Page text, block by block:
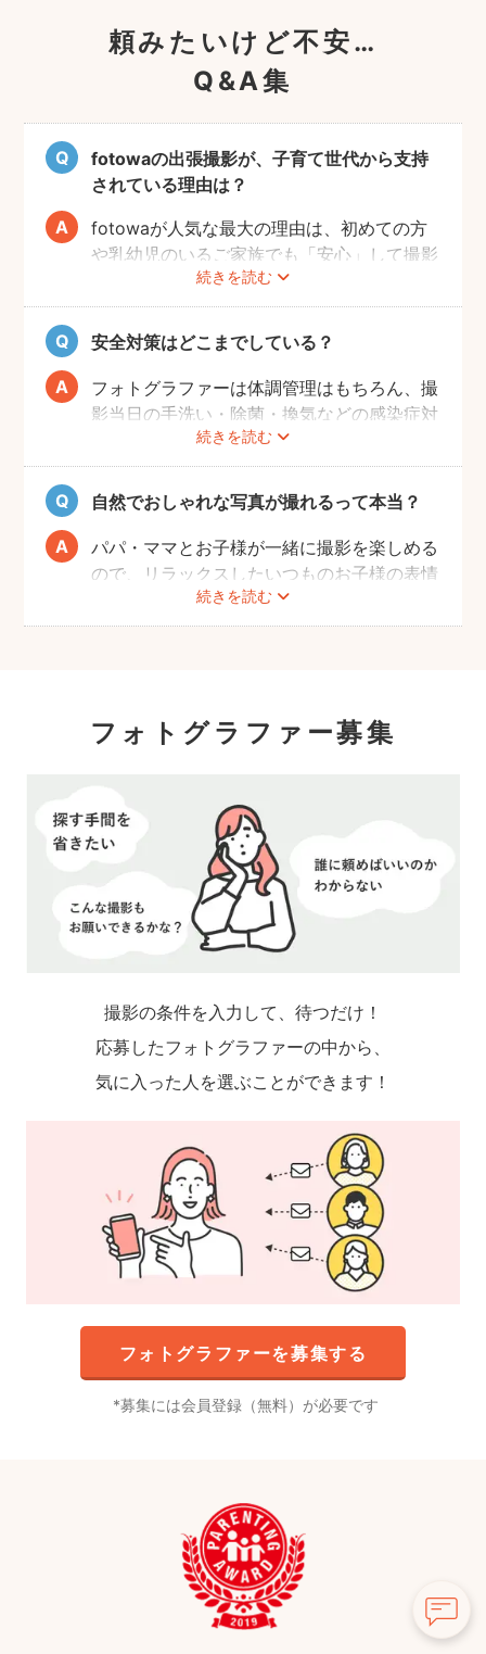
頼みたいけど不安…
Q&A集
fotowaの出張撮影が、子育て世代から支持
されている理由は？
続きを読む
fotowaが人気な最大の理由は、初めての方
や乳幼児のいるご家族でも「安心」して撮影
を楽しんでいただけることです。
厳しい審査を通過した、赤ちゃん・子どもの
扱いに慣れているパパ・ママ世代のカメラマ
ンが全国に多数在籍。
またどのカメラマンでも指名料は一切ござい
ません。分かりやすい料金体系も人気のポイ
安全対策はどこまでしている？
続きを読む
フォトグラファーは体調管理はもちろん、撮
影当日の手洗い・除菌・換気などの感染症対
策や、熱中症予防に努めます。
また、撮影中はご家族のペースに合わせなが
ら、周囲や足元に危険なものがないか注意を
呼び掛けながら進行しますのでご安心くださ
い。
自然でおしゃれな写真が撮れるって本当？
続きを読む
パパ・ママとお子様が一緒に撮影を楽しめる
ので、リラックスしたいつものお子様の表情
を撮影できます。
こども・家族撮影に長けたプロカメラマンの
フォトグラファー募集
撮影の条件を入力して、待つだけ！
応募したフォトグラファーの中から、
気に入った人を選ぶことができます！
フォトグラファーを募集する
募集には会員登録（無料）が必要です